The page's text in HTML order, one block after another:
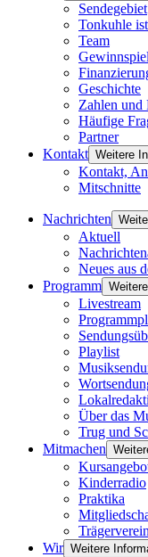
Sendegebiet
Tonkuhle
Team
Geschichte
Zahlen und
Häufige
Partner
Kontakt Weitere
Kontakt,
Mitschnitte
Nachrichten
Aktuell
Neues aus
Programm
Livestream
Playlist
Über das
Trug und
Mitmachen
Kinderradio
Praktika
Trägerverein
Wir Weitere